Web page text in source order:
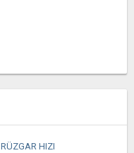
RÜZGAR HIZI